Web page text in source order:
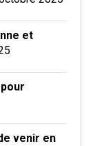
et
venir en